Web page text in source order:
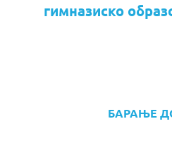
гимназиско
БАРАЊЕ